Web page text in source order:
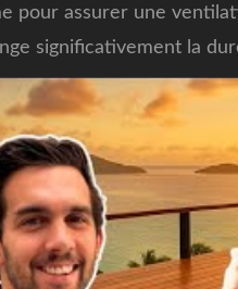
pour assurer une
significativement la